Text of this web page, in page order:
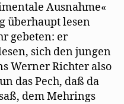
Ausnahme«
überhaupt lesen
gebeten: er
sich den jungen
Werner Richter also
das Pech, daß da
dem Mehrings